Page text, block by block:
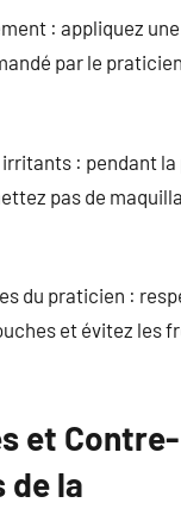
: appliquez
par le
: pendant la
pas de
du praticien :
et évitez les
et Contre-
de la